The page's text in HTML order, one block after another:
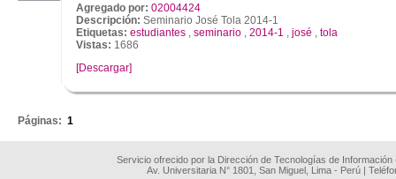
Agregado por: 02004424
Descripción: Seminario José Tola 2014-1
Etiquetas: estudiantes , seminario , 2014-1 , josé , tola
Vistas: 1686
[Descargar]
Páginas: 1
Servicio ofrecido por la Dirección de Tecnologías de
Av. Universitaria N° 1801, San Miguel, Lima - Perú |